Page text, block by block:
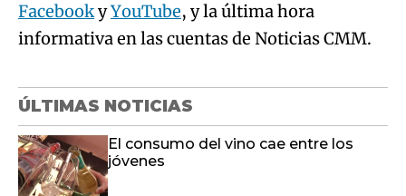
FacebookyYouTube, y la última hora
informativa en las cuentas de Noticias CMM.
ÚLTIMAS NOTICIAS
El consumo del vino cae entre los
jóvenes